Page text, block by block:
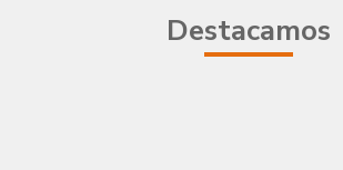
Destacamos